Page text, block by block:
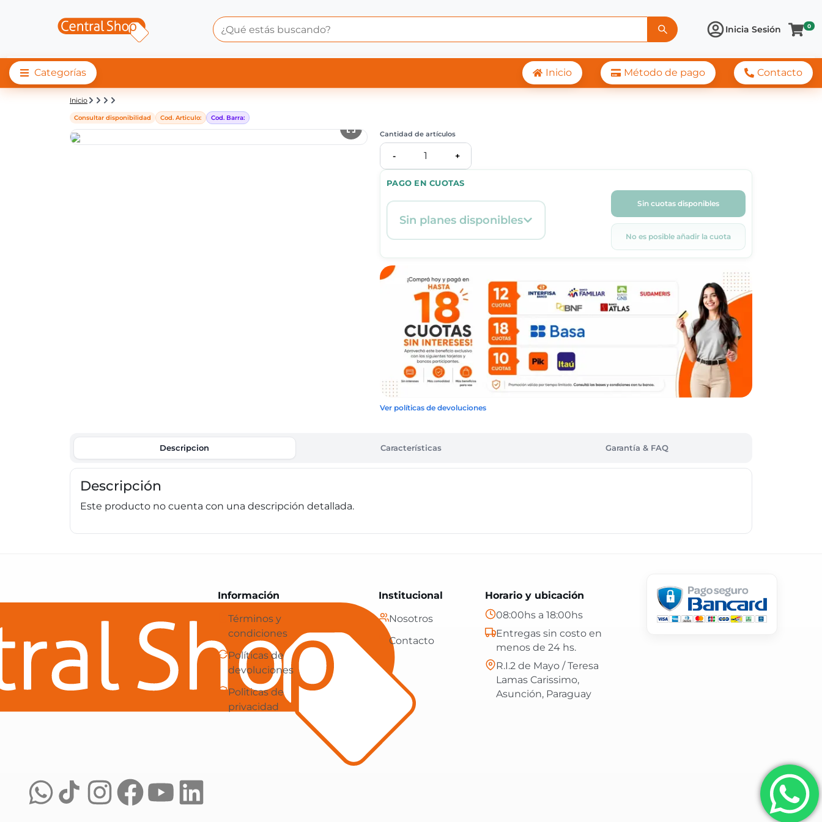
Inicia Sesión 0
Categorías Inicio Método de pago Contacto
Detalle de producto | Central Shop
Inicio
Consultar disponibilidad Cod. Articulo: Cod. Barra:
PAGO EN CUOTAS
Sin planes disponibles
Sin cuotas disponibles
No es posible añadir la cuota
Cantidad de artículos
- 1 +
Ver políticas de devoluciones
Descripcion Características Garantía & FAQ
Descripción
Este producto no cuenta con una descripción detallada.
Central Shop es tu e-commerce en Paraguay: tecnología, hogar y más, con envíos gratis en 24 hs y atención confiable.
Información
Términos y
condiciones
Políticas de
devoluciones
Politicas de
privacidad
Institucional
Nosotros
Contacto
Horario y ubicación
08:00hs a 18:00hs
Entregas sin costo en
menos de 24 hs.
R.I.2 de Mayo / Teresa
Lamas Carissimo,
Asunción, Paraguay